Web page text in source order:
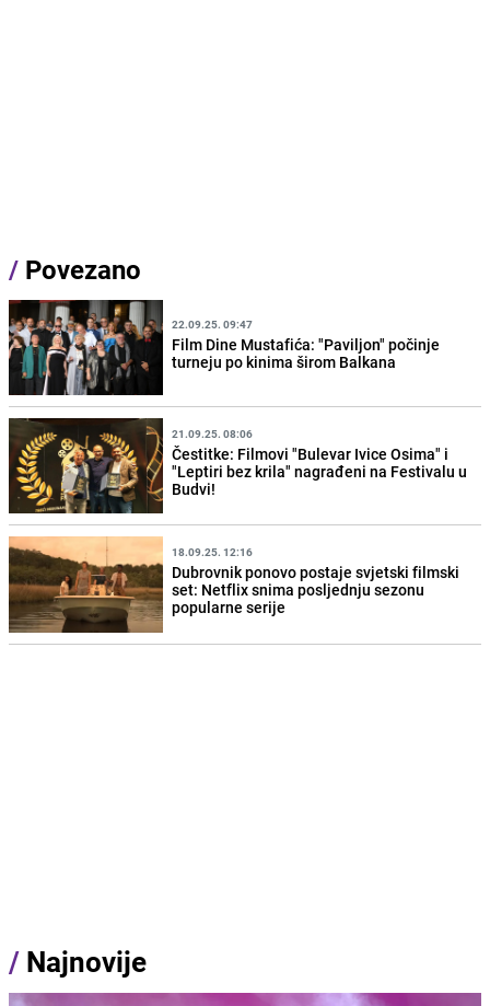
/ Povezano
22.09.25. 09:47
Film Dine Mustafića: "Paviljon" počinje
turneju po kinima širom Balkana
21.09.25. 08:06
Čestitke: Filmovi "Bulevar Ivice Osima" i
"Leptiri bez krila" nagrađeni na Festivalu u
Budvi!
18.09.25. 12:16
Dubrovnik ponovo postaje svjetski filmski
set: Netflix snima posljednju sezonu
popularne serije
/ Najnovije